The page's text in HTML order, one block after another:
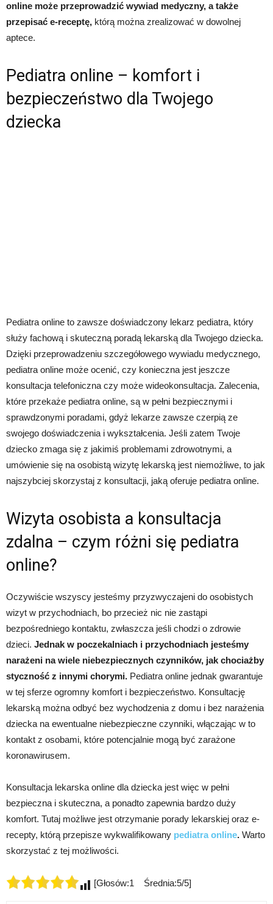
online może przeprowadzić wywiad medyczny, a także
przepisać e-receptę, którą można zrealizować w dowolnej
aptece.
Pediatra online – komfort i
bezpieczeństwo dla Twojego
dziecka
Pediatra online to zawsze doświadczony lekarz pediatra, który
służy fachową i skuteczną poradą lekarską dla Twojego dziecka.
Dzięki przeprowadzeniu szczegółowego wywiadu medycznego,
pediatra online może ocenić, czy konieczna jest jeszcze
konsultacja telefoniczna czy może wideokonsultacja. Zalecenia,
które przekaże pediatra online, są w pełni bezpiecznymi i
sprawdzonymi poradami, gdyż lekarze zawsze czerpią ze
swojego doświadczenia i wykształcenia. Jeśli zatem Twoje
dziecko zmaga się z jakimiś problemami zdrowotnymi, a
umówienie się na osobistą wizytę lekarską jest niemożliwe, to jak
najszybciej skorzystaj z konsultacji, jaką oferuje pediatra online.
Wizyta osobista a konsultacja
zdalna – czym różni się pediatra
online?
Oczywiście wszyscy jesteśmy przyzwyczajeni do osobistych
wizyt w przychodniach, bo przecież nic nie zastąpi
bezpośredniego kontaktu, zwłaszcza jeśli chodzi o zdrowie
dzieci. Jednak w poczekalniach i przychodniach jesteśmy
narażeni na wiele niebezpiecznych czynników, jak chociażby
styczność z innymi chorymi. Pediatra online jednak gwarantuje
w tej sferze ogromny komfort i bezpieczeństwo. Konsultację
lekarską można odbyć bez wychodzenia z domu i bez narażenia
dziecka na ewentualne niebezpieczne czynniki, włączając w to
kontakt z osobami, które potencjalnie mogą być zarażone
koronawirusem.
Konsultacja lekarska online dla dziecka jest więc w pełni
bezpieczna i skuteczna, a ponadto zapewnia bardzo duży
komfort. Tutaj możliwe jest otrzymanie porady lekarskiej oraz e-
recepty, którą przepisze wykwalifikowany pediatra online. Warto
skorzystać z tej możliwości.
[Głosów:1 Średnia:5/5]